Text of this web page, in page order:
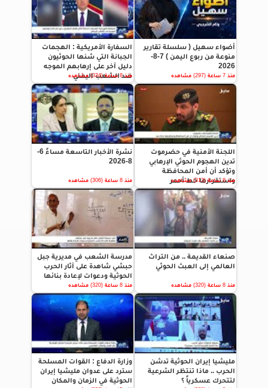
أضواء سهيل ( سلسلة تقارير
منوعة من ربوع اليمن ) 7-8-
2026
منذ 7 ساعة (297) مشاهده
السفارة الأمريكية : الهجمات
الجبانة التي شنها الحوثيون
دليل آخر على إرهابهم الموجه
ضد الشعب اليمني
منذ 8 ساعة (334) مشاهده
اللجنة الأمنية في حضرموت
تدين الهجوم الحوثي الإرهابي
وتؤكد أن أمن المحافظة
واستقرارها خط أحمر
منذ 8 ساعة (313) مشاهده
نشرة الأخبار التاسعة مساءً 6-
8-2026
منذ 8 ساعة (306) مشاهده
صنعاء القديمة .. من التراث
العالمي إلى العبث الحوثي
منذ 8 ساعة (320) مشاهده
مدرسة الشعب في مديرية جبل
حبشي شاهدة على آثار الحرب
الحوثية ودعوات لإعادة بنائها
منذ 8 ساعة (320) مشاهده
مليشيا إيران الحوثية تدشن
الحرب .. ماذا تنتظر الشرعية
لتتحرك عسكرياً ؟
وزارة الدفاع : القوات المسلحة
سترد على عدوان مليشيا إيران
الحوثية في الزمان والمكان